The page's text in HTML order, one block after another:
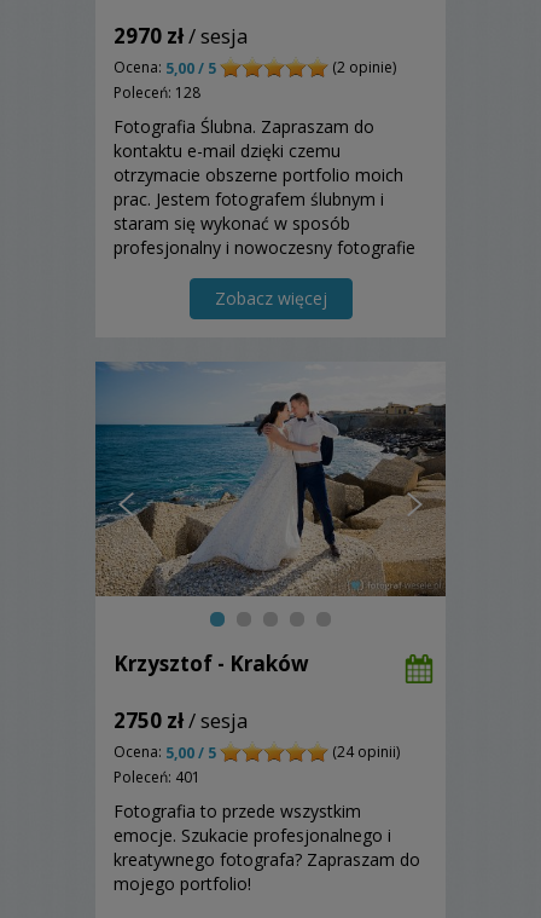
2970 zł/ sesja
Ocena: 5,00 / 5
(2 opinie)
Poleceń: 128
Fotografia Ślubna. Zapraszam do
kontaktu e-mail dzięki czemu
otrzymacie obszerne portfolio moich
prac. Jestem fotografem ślubnym i
staram się wykonać w sposób
profesjonalny i nowoczesny fotografie
wszystko dla wyjątkowych wspomnień -
zapraszam.
Zobacz więcej
Krzysztof - Kraków
2750 zł/ sesja
Ocena: 5,00 / 5
(24 opinii)
Poleceń: 401
Fotografia to przede wszystkim
emocje. Szukacie profesjonalnego i
kreatywnego fotografa? Zapraszam do
mojego portfolio!